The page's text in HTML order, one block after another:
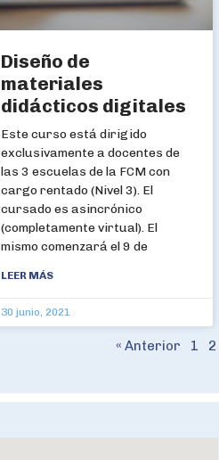
Diseño de
materiales
didácticos digitales
Este curso está dirigido
exclusivamente a docentes de
las 3 escuelas de la FCM con
cargo rentado (Nivel 3). El
cursado es asincrónico
(completamente virtual). El
mismo comenzará el 9 de
LEER MÁS
30 junio, 2021
« Anterior 1 2